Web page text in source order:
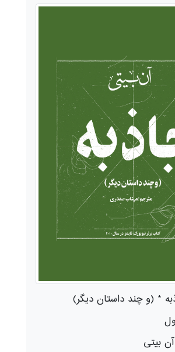
* (و چند داستان دیگر)
آن بیتی